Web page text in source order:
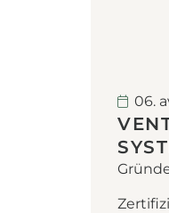
06.